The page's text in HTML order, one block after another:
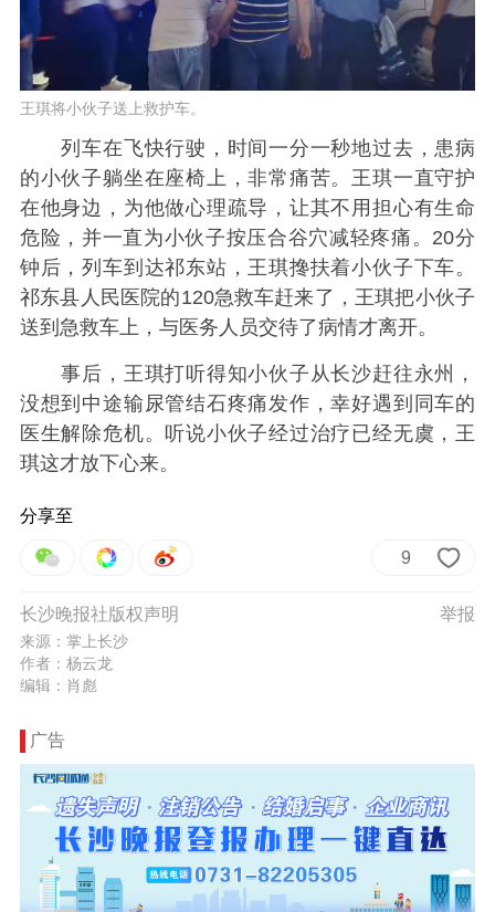
王琪将小伙子送上救护车。
列车在飞快行驶，时间一分一秒地过去，患病
的小伙子躺坐在座椅上，非常痛苦。王琪一直守护
在他身边，为他做心理疏导，让其不用担心有生命
危险，并一直为小伙子按压合谷穴减轻疼痛。20分
钟后，列车到达祁东站，王琪搀扶着小伙子下车。
祁东县人民医院的120急救车赶来了，王琪把小伙子
送到急救车上，与医务人员交待了病情才离开。
事后，王琪打听得知小伙子从长沙赶往永州，
没想到中途输尿管结石疼痛发作，幸好遇到同车的
医生解除危机。听说小伙子经过治疗已经无虞，王
琪这才放下心来。
分享至
9
举报
长沙晚报社版权声明
来源：掌上长沙
作者：杨云龙
编辑：肖彪
广告